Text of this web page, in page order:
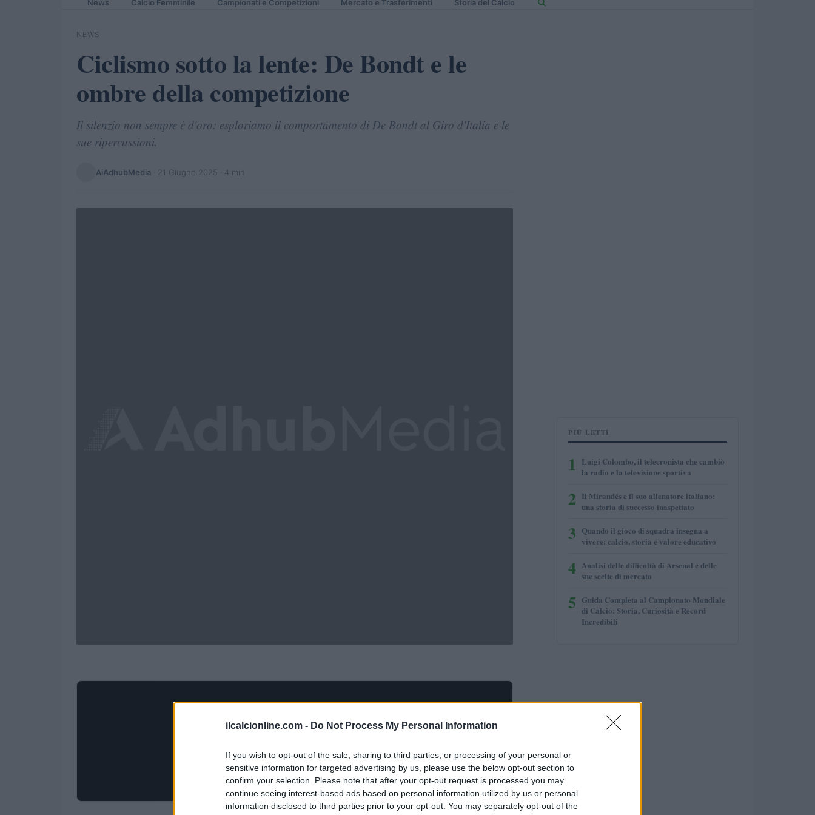
ilcalcionline.com - Do Not Process My Personal Information
If you wish to opt-out of the sale, sharing to third parties, or processing of your personal or
sensitive information for targeted advertising by us, please use the below opt-out section to
confirm your selection. Please note that after your opt-out request is processed you may
continue seeing interest-based ads based on personal information utilized by us or personal
information disclosed to third parties prior to your opt-out. You may separately opt-out of the
News Calcio Femminile Campionati e Competizioni Mercato e Trasferimenti Storia del Calcio
NEWS
Ciclismo sotto la lente: De Bondt e le
ombre della competizione
Il silenzio non sempre è d'oro: esploriamo il comportamento di De Bondt al Giro d'Italia e le
sue ripercussioni.
AiAdhubMedia 21 Giugno 2025 · 4 min
PIÙ LETTI
1
Luigi Colombo, il telecronista che cambiò
la radio e la televisione sportiva
2 Il Mirandés e il suo allenatore italiano:
una storia di successo inaspettato
3 Quando il gioco di squadra insegna a
vivere: calcio, storia e valore educativo
4 Analisi delle difficoltà di Arsenal e delle
sue scelte di mercato
5 Guida Completa al Campionato Mondiale
di Calcio: Storia, Curiosità e Record
Incredibili